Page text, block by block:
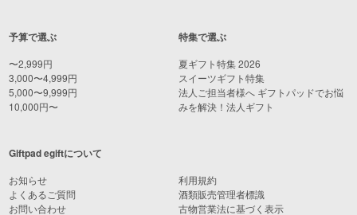
予算で選ぶ
〜2,999円
3,000〜4,999円
5,000〜9,999円
10,000円〜
特集で選ぶ
夏ギフト特集 2026
スイーツギフト特集
法人ご担当者様へ ギフトパッドでお悩
みを解決！法人ギフト
Giftpad egiftについて
お知らせ
よくあるご質問
お問い合わせ
利用規約
酒類販売管理者標識
古物営業法に基づく表示